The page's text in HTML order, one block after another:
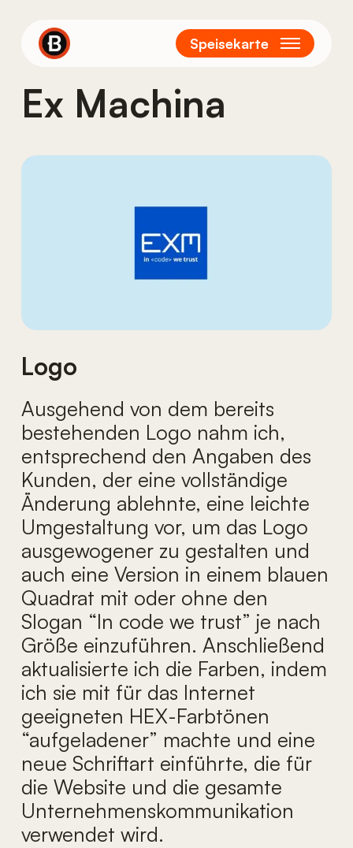
Hauptinhalt
Speisekarte
Ex Machina
Logo
Ausgehend von dem bereits
bestehenden Logo nahm ich,
entsprechend den Angaben des
Kunden, der eine vollständige
Änderung ablehnte, eine leichte
Umgestaltung vor, um das Logo
ausgewogener zu gestalten und
auch eine Version in einem blauen
Quadrat mit oder ohne den
Slogan “In code we trust” je nach
Größe einzuführen. Anschließend
aktualisierte ich die Farben, indem
ich sie mit für das Internet
geeigneten HEX-Farbtönen
“aufgeladener” machte und eine
neue Schriftart einführte, die für
die Website und die gesamte
Unternehmenskommunikation
verwendet wird.